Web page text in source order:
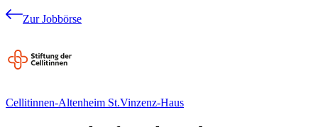
Zur Jobbörse
Cellitinnen-Altenheim St.Vinzenz-Haus